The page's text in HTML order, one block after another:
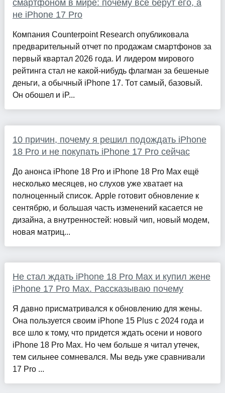
смартфоном в мире: почему все берут его, а
не iPhone 17 Pro
Компания Counterpoint Research опубликовала
предварительный отчет по продажам смартфонов за
первый квартал 2026 года. И лидером мирового
рейтинга стал не какой-нибудь флагман за бешеные
деньги, а обычный iPhone 17. Тот самый, базовый.
Он обошел и iP...
10 причин, почему я решил подождать iPhone
18 Pro и не покупать iPhone 17 Pro сейчас
До анонса iPhone 18 Pro и iPhone 18 Pro Max ещё
несколько месяцев, но слухов уже хватает на
полноценный список. Apple готовит обновление к
сентябрю, и большая часть изменений касается не
дизайна, а внутренностей: новый чип, новый модем,
новая матриц...
Не стал ждать iPhone 18 Pro Max и купил жене
iPhone 17 Pro Max. Рассказываю почему
Я давно присматривался к обновлению для жены.
Она пользуется своим iPhone 15 Plus с 2024 года и
все шло к тому, что придется ждать осени и нового
iPhone 18 Pro Max. Но чем больше я читал утечек,
тем сильнее сомневался. Мы ведь уже сравнивали
17 Pro ...